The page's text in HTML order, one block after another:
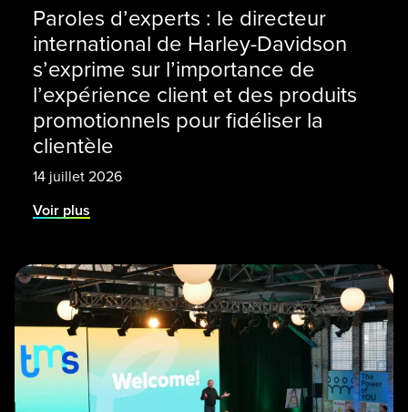
Paroles d’experts : le directeur
international de Harley-Davidson
s’exprime sur l’importance de
l’expérience client et des produits
promotionnels pour fidéliser la
clientèle
14 juillet 2026
Voir plus